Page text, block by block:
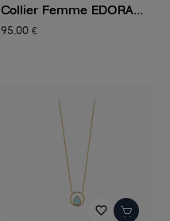
Collier Femme EDORA...
95,00 €
favorite_border